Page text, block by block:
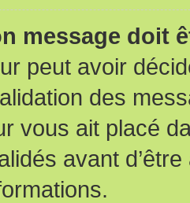
message doit
peut avoir
des
vous ait placé
avant